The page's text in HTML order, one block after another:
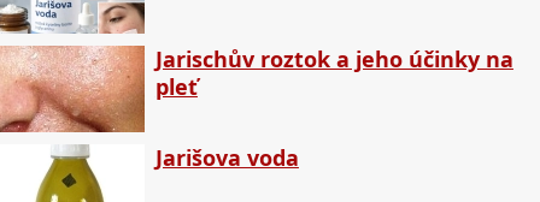
Jarischův roztok a jeho účinky na
pleť
Jarišova voda